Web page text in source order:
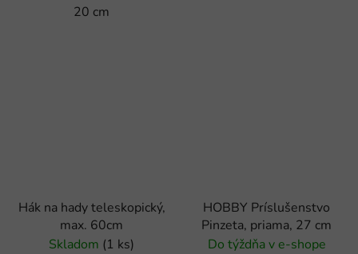
20 cm
Hák na hady teleskopický,
max. 60cm
Skladom (1 ks)
HOBBY Príslušenstvo
Pinzeta, priama, 27 cm
Do týždňa v e-shope